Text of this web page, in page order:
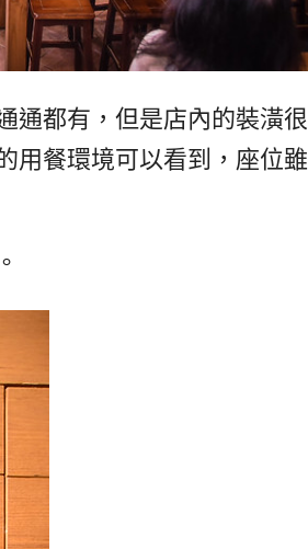
通都有，但是店內的裝潢很
用餐環境可以看到，座位雖